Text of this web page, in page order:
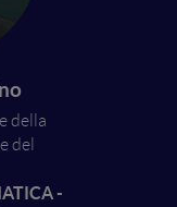
della
del
-